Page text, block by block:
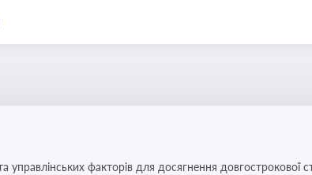
управлінських факторів для досягнення довгострокової